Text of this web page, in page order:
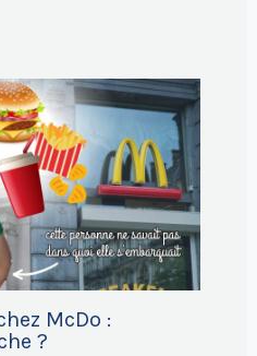
McDo :
?